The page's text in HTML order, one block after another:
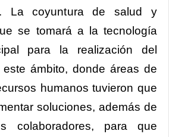
La coyuntura de salud y
se tomará a la tecnología
para la realización del
ámbito, donde áreas de
humanos tuvieron que
soluciones, además de
colaboradores, para que